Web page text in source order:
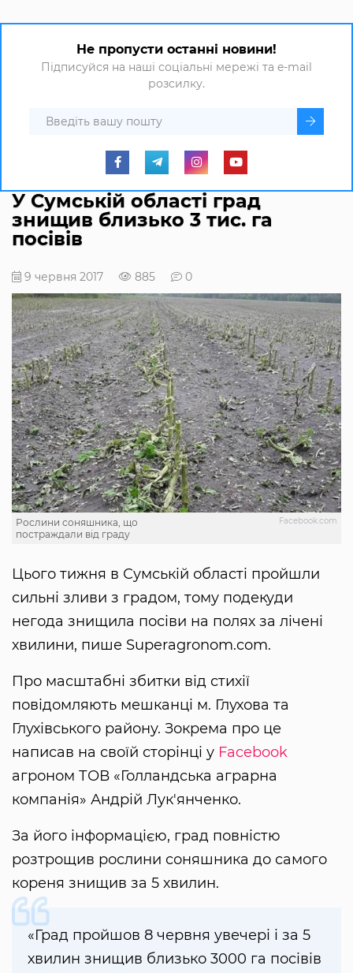
Не пропусти останні новини!
Підписуйся на наші соціальні мережі та e-mail
розсилку.
У Сумській області град
знищив близько 3 тис. га
посівів
9 червня 2017 885 0
Facebook.com
Рослини соняшника, що
постраждали від граду
Цього тижня в Сумській області пройшли
сильні зливи з градом, тому подекуди
негода знищила посіви на полях за лічені
хвилини, пише Superagronom.com.
Про масштабні збитки від стихії
повідомляють мешканці м. Глухова та
Глухівського району. Зокрема про це
написав на своїй сторінці у Facebook
агроном ТОВ «Голландська аграрна
компанія» Андрій Лук'янченко.
За його інформацією, град повністю
розтрощив рослини соняшника до самого
кореня знищив за 5 хвилин.
«Град пройшов 8 червня увечері і за 5
хвилин знищив близько 3000 га посівів